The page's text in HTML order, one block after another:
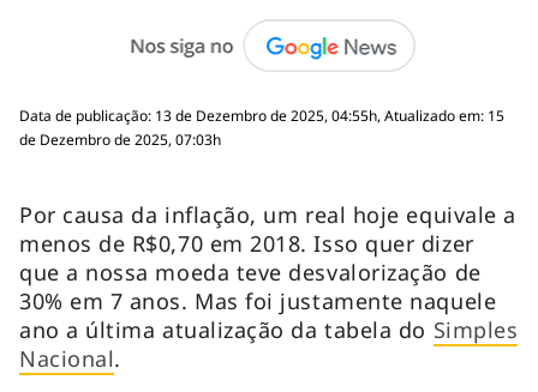
Data de publicação: 13 de Dezembro de 2025, 04:55h, Atualizado em: 15
de Dezembro de 2025, 07:03h
Por causa da inflação, um real hoje equivale a
menos de R$0,70 em 2018. Isso quer dizer
que a nossa moeda teve desvalorização de
30% em 7 anos. Mas foi justamente naquele
ano a última atualização da tabela do Simples
Nacional.